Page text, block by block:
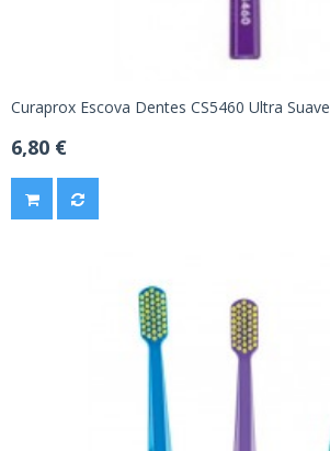
Curaprox Escova Dentes CS5460 Ultra Suave
6,80 €